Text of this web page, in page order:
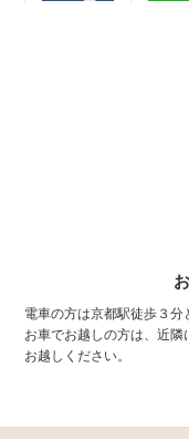
電車の方は京都駅徒歩３分
お車でお越しの方は、近
お越しください。